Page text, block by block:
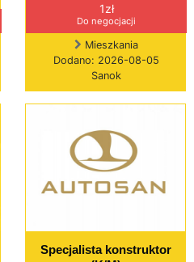
1zł
Do negocjacji
Mieszkania
Dodano: 2026-08-05
Sanok
Specjalista konstruktor